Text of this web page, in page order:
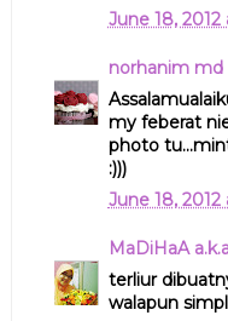
June 18, 2012
norhanim md
my feberat
photo
:)))
June 18, 2012
MaDiHaA
terliur
walapun